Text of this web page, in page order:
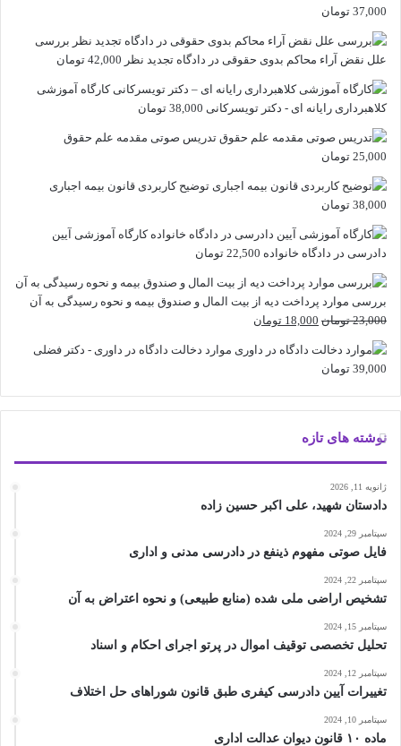
37,000 تومان
بررسی
علل نقض آراء محاکم بدوی حقوقی در دادگاه تجدید نظر 42,000 تومان
کارگاه آموزشی
کلاهبرداری رایانه ای - دکتر تویسرکانی 38,000 تومان
تدریس صوتی مقدمه علم حقوق
25,000 تومان
توضیح کاربردی قانون بیمه اجباری
38,000 تومان
کارگاه آموزشی آیین
دادرسی در دادگاه خانواده 22,500 تومان
بررسی موارد پرداخت دیه از بیت المال و صندوق بیمه و نحوه رسیدگی به آن
23,000 تومان قیمت
23,000 تومان
18,000 تومان
18,000 تومان
موارد دخالت دادگاه در داوری - دکتر فضلی
39,000 تومان
نوشته های تازه
ژانویه 11, 2026
دادستان شهید، علی اکبر حسین زاده
سپتامبر 29, 2024
فایل صوتی مفهوم ذینفع در دادرسی مدنی و اداری
سپتامبر 22, 2024
تشخیص اراضی ملی شده (منابع طبیعی) و نحوه اعتراض به آن
سپتامبر 15, 2024
تحلیل تخصصی توقیف اموال در پرتو اجرای احکام و اسناد
سپتامبر 12, 2024
تغییرات آیین دادرسی کیفری طبق قانون شوراهای حل اختلاف
سپتامبر 10, 2024
ماده ۱۰ قانون دیوان عدالت اداری